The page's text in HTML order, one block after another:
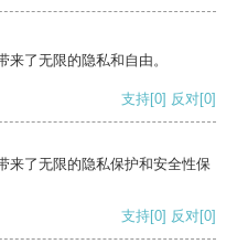
了无限的隐私和自由。
支持[0] 反对[0]
来了无限的隐私保护和安全性保
支持[0] 反对[0]